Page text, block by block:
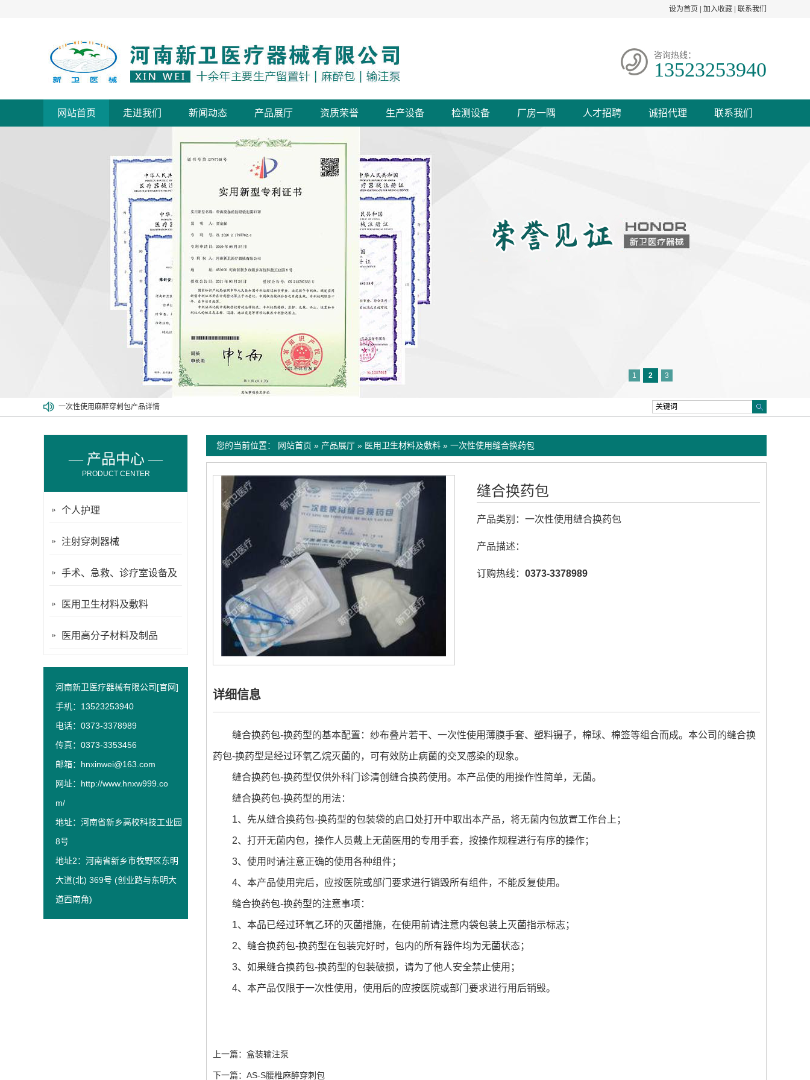
设为首页 加入收藏 联系我们
咨询热线：
13523253940
网站首页 走进我们 新闻动态 产品展厅 资质荣誉 生产设备 检测设备 厂房一隅 人才招聘 诚招代理 联系我们
1 2 3
防针刺留置针——医护人员的安心之选
河南新卫医疗器械有限公司职业技能等级认定花名册（2023年7月批）
您的当前位置： 网站首页 » 产品展厅 » 医用卫生材料及敷料 » 一次性使用缝合换药包
缝合换药包
产品类别： 一次性使用缝合换药包
产品描述：
订购热线： 0373-3378989
详细信息
缝合换药包-换药型的基本配置：纱布叠片若干、一次性使用薄膜手套、塑料镊子，棉球、棉签等组合而成。本公司的缝合换
药包-换药型是经过环氧乙烷灭菌的，可有效防止病菌的交叉感染的现象。
缝合换药包-换药型仅供外科门诊清创缝合换药使用。本产品使的用操作性简单，无菌。
缝合换药包-换药型的用法：
1、先从缝合换药包-换药型的包装袋的启口处打开中取出本产品，将无菌内包放置工作台上；
2、打开无菌内包，操作人员戴上无菌医用的专用手套，按操作规程进行有序的操作；
3、使用时请注意正确的使用各种组件；
4、本产品使用完后，应按医院或部门要求进行销毁所有组件，不能反复使用。
缝合换药包-换药型的注意事项：
1、本品已经过环氧乙环的灭菌措施，在使用前请注意内袋包装上灭菌指示标志；
2、缝合换药包-换药型在包装完好时，包内的所有器件均为无菌状态；
3、如果缝合换药包-换药型的包装破损，请为了他人安全禁止使用；
4、本产品仅限于一次性使用，使用后的应按医院或部门要求进行用后销毁。
上一篇： 盒装输注泵
下一篇： AS-S腰椎麻醉穿刺包
— 产品中心 —
PRODUCT CENTER
个人护理
注射穿刺器械
手术、急救、诊疗室设备及
医用卫生材料及敷料
医用高分子材料及制品
河南新卫医疗器械有限公司[官网]
手机：13523253940
电话：0373-3378989
传真：0373-3353456
邮箱：hnxinwei@163.com
网址： http://www.hnxw999.co
m/
地址：河南省新乡高校科技工业园
8号
地址2：河南省新乡市牧野区东明
大道(北) 369号 (创业路与东明大
道西南角)